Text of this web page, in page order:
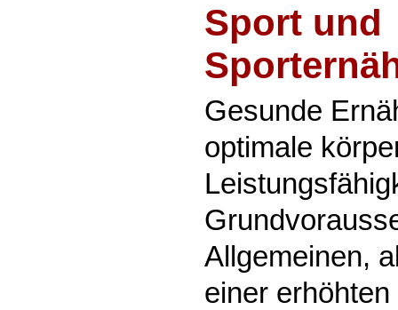
Sport und
Gesunde
optimale
Allgemeinen,
einer